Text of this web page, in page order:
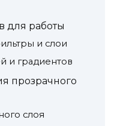
для работы
и слои
и градиентов
прозрачного
слоя